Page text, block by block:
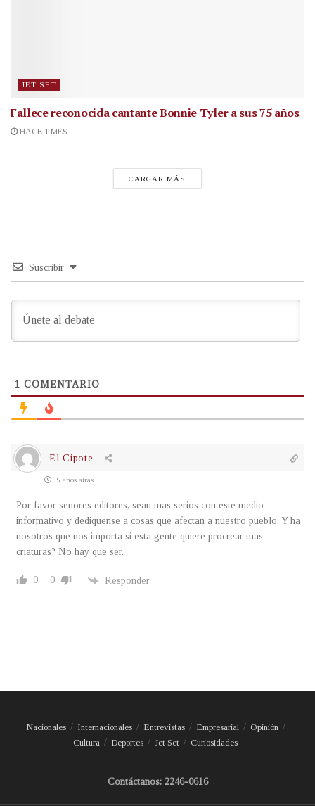
JET SET
Fallece reconocida cantanteBonnie Tyler a sus 75 años
HACE 1 MES
CARGAR MÁS
Suscribir
1 COMENTARIO
El Cipote
5 años atrás
Por favor senores editores, sean mas serios con este medio
informativo y dediquense a cosas que afectan a nuestro pueblo. Y ha
nosotros que nos importa si esta gente quiere procrear mas
criaturas? No hay que ser.
0 0 Responder
Nacionales Internacionales Entrevistas Empresarial
Opinión
Cultura
Deportes Jet Set Curiosidades
Contáctanos: 2246-0616